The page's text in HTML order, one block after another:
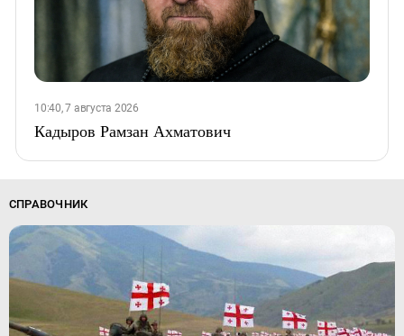
10:40, 7 августа 2026
Кадыров Рамзан Ахматович
СПРАВОЧНИК